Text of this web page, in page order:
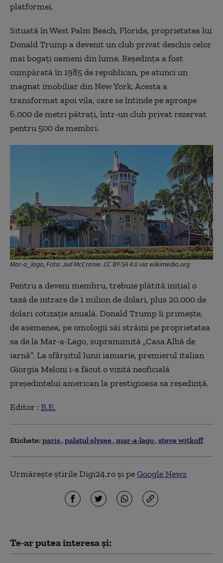
platformei.
Situată în West Palm Beach, Florida, proprietatea lui
Donald Trump a devenit un club privat deschis celor
mai bogaţi oameni din lume. Reşedinţa a fost
cumpărată în 1985 de republican, pe atunci un
magnat imobiliar din New York. Acesta a
transformat apoi vila, care se întinde pe aproape
6.000 de metri pătraţi, într-un club privat rezervat
pentru 500 de membri.
Mar-a_lago, Foto: Jud McCranie. CC BY-SA 4.0 via wikimedia.org
Pentru a deveni membru, trebuie plătită iniţial o
taxă de intrare de 1 milion de dolari, plus 20.000 de
dolari cotizaţie anuală. Donald Trump îi primeşte,
de asemenea, pe omologii săi străini pe proprietatea
sa de la Mar-a-Lago, supranumită „Casa Albă de
iarnă”. La sfârşitul lunii ianuarie, premierul italian
Giorgia Meloni i-a făcut o vizită neoficială
preşedintelui american la prestigioasa sa reşedinţă.
Editor : B.E.
Etichete: paris palatul elysee mar-a-lago steve witkoff
Urmărește știrile Digi24.ro și peGoogle News
Te-ar putea interesa și: